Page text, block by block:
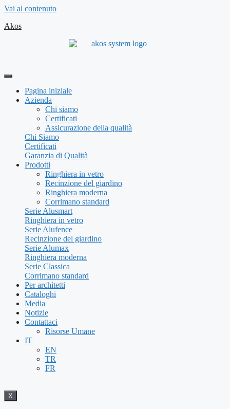
Vai al contenuto
Akos
Pagina iniziale
Azienda
Chi siamo
Certificati
Assicurazione della qualità
Chi Siamo
Certificati
Garanzia di Qualità
Prodotti
Ringhiera in vetro
Recinzione del giardino
Ringhiera moderna
Corrimano standard
Serie Alusmart
Ringhiera in vetro
Serie Alufence
Recinzione del giardino
Serie Alumax
Ringhiera moderna
Serie Classica
Corrimano standard
Per architetti
Cataloghi
Media
Notizie
Contattaci
Risorse Umane
IT
EN
TR
FR
X